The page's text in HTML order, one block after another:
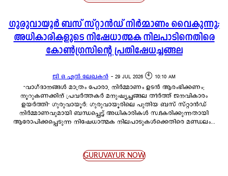
ഗുരുവായൂർ ബസ് സ്റ്റാൻഡ് നിർമ്മാണം വൈകുന്നു;
അധികാരികളുടെ നിഷേധാത്മക നിലപാടിനെതിരെ
കോൺഗ്രസിന്റെ പ്രതിഷേധച്ചങ്ങല
ജി ഒ എൽ ലേഖകൻ - 29 JUL 2026 🕙 10:10 AM
"വാഗ്ദാനങ്ങൾ മാത്രം പോരാ, നിർമ്മാണം ഉടൻ ആരംഭിക്കണം;
നൂറുകണക്കിന് പ്രവർത്തകർ മനുഷ്യച്ചങ്ങല തീർത്ത് ജനവികാരം
ഉയർത്തി" ഗുരുവായൂർ: ഗുരുവായൂരിലെ പുതിയ ബസ് സ്റ്റാൻഡ്
നിർമ്മാണവുമായി ബന്ധപ്പെട്ട് അധികാരികൾ സ്വീകരിക്കുന്നതായി
ആരോപിക്കപ്പെടുന്ന നിഷേധാത്മക നിലപാടുകൾക്കെതിരെ മണ്ഡലം...
GURUVAYUR NOW